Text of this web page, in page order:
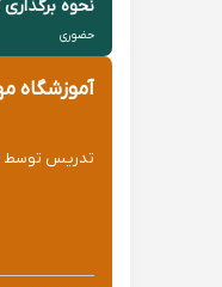
نحوه
حضوری
آموزشگاه
تدریس توسط